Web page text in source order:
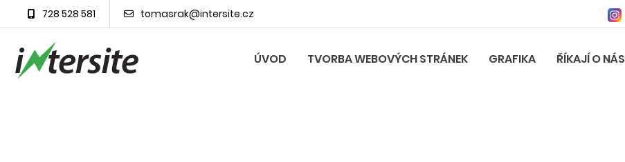
728 528 581 tomasrak@intersite.cz
ÚVOD TVORBA WEBOVÝCH STRÁNEK GRAFIKA ŘÍKAJÍ O NÁS